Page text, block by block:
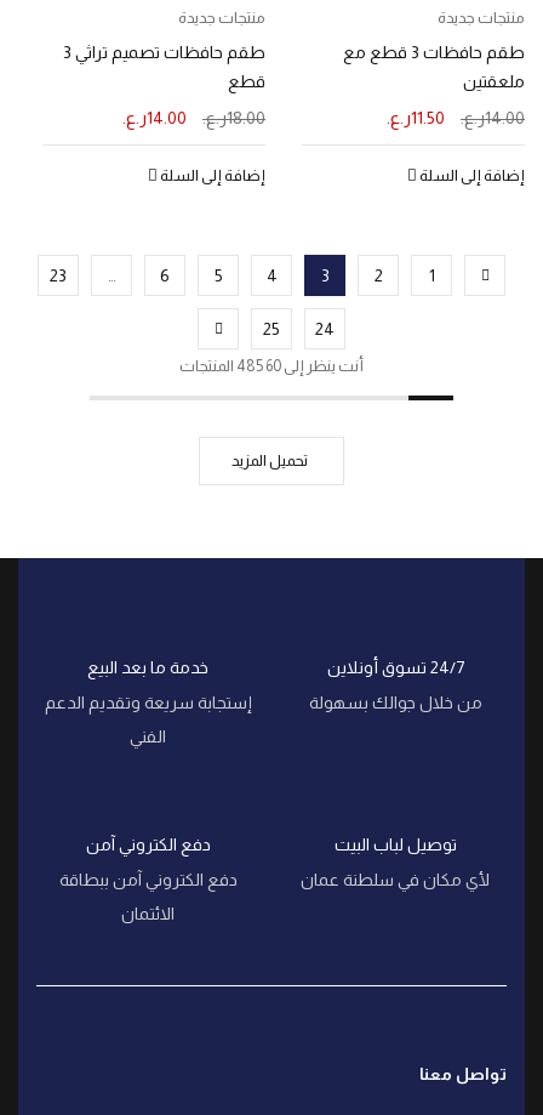
منتجات جديدة
طقم حافظات 3 قطع مع
ملعقتين
14.00ر.ع. 11.50ر.ع.
إضافة إلى السلة
منتجات جديدة
طقم حافظات تصميم تراثي 3
قطع
18.00ر.ع. 14.00ر.ع.
إضافة إلى السلة
1
2
3
4
5
6
23
24
25
أنت ينظر إلى 60 485 المنتجات
تحميل المزيد
24/7 تسوق أونلاين
من خلال جوالك بسهولة
خدمة ما بعد البيع
إستجابة سريعة وتقديم الدعم
الفني
توصيل لباب البيت
لأي مكان في سلطنة عمان
دفع الكتروني آمن
دفع الكتروني آمن ببطاقة
الائتمان
تواصل معنا